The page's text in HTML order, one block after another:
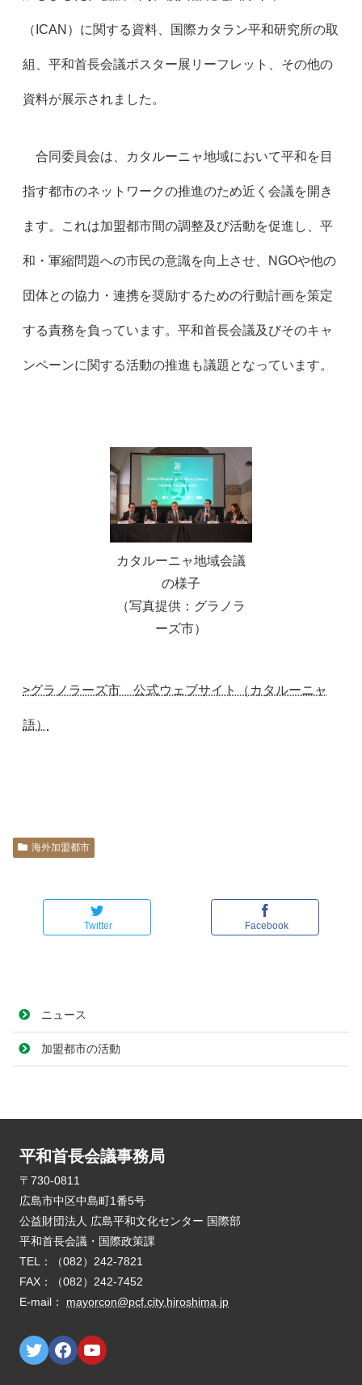
（ICAN）に関する資料、国際カタラン平和研究所の取
組、平和首長会議ポスター展リーフレット、その他の
資料が展示されました。
合同委員会は、カタルーニャ地域において平和を目
指す都市のネットワークの推進のため近く会議を開き
ます。これは加盟都市間の調整及び活動を促進し、平
和・軍縮問題への市民の意識を向上させ、NGOや他の
団体との協力・連携を奨励するための行動計画を策定
する責務を負っています。平和首長会議及びそのキャ
ンペーンに関する活動の推進も議題となっています。
カタルーニャ地域会議
の様子
（写真提供：グラノラ
ーズ市）
>グラノラーズ市 公式ウェブサイト（カタルーニャ
語）
海外加盟都市
Twitter Facebook
ニュース
加盟都市の活動
平和首長会議事務局
E-mail： mayorcon@pcf.city.hiroshima.jp